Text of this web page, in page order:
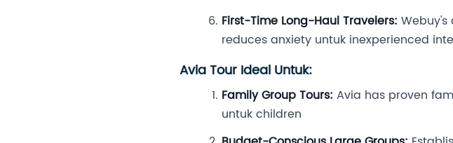
First-Time Long-Haul Travelers:
reduces anxiety untuk inexperienced
Avia Tour Ideal Untuk:
Family Group Tours: Avia has proven
untuk children